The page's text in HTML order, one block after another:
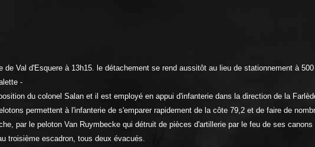
de Val d'Esquere à 13h15. le détachement se rend aussitôt au lieu de stationnement à 500
-
du colonel Salan et il est employé en appui d'infanterie dans la direction de la
permettent à l'infanterie de s'emparer rapidement de la côte 79,2 et de faire de
par le peloton Van Ruymbecke qui détruit de pièces d'artillerie par le feu de ses canons
troisième escadron, tous deux évacués.